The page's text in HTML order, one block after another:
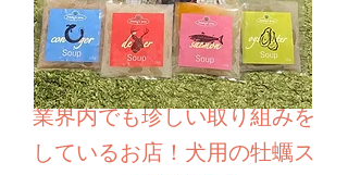
業界内でも珍しい取り組みを
しているお店！犬用の牡蠣ス